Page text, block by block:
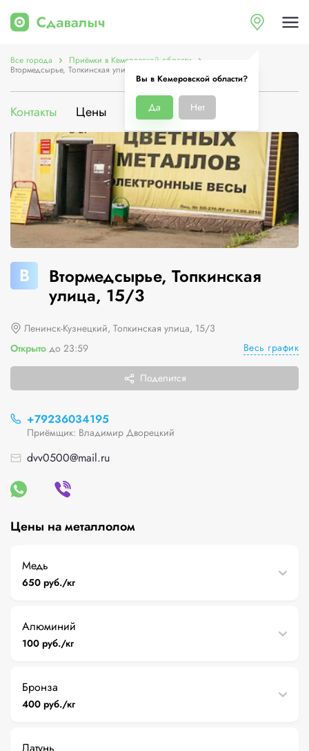
Вы в Кемеровской области?
Да Нет
Все города Приёмки в Кемеровской области
Втормедсырье, Топкинская улица, 15/3
Контакты Цены Услуги О компании
В
Втормедсырье, Топкинская
улица, 15/3
Ленинск-Кузнецкий, Топкинская улица, 15/3
Открыто до 23:59 Весь график
Поделится
+79236034195
Приёмщик: Владимир Дворецкий
dvv0500@mail.ru
Цены на металлолом
Медь
650 руб./кг
Алюминий
100 руб./кг
Бронза
400 руб./кг